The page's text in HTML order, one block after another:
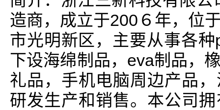
造商，成立于200６年，位
市光明新区，主要从事各
下设海绵制品，eva制品，
礼品，手机电脑周边产品
研发生产和销售。本公司